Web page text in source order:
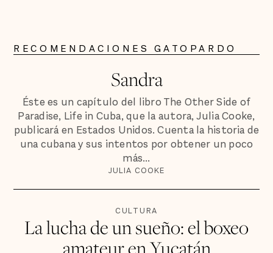
RECOMENDACIONES GATOPARDO
Sandra
Éste es un capítulo del libro The Other Side of
Paradise, Life in Cuba, que la autora, Julia Cooke,
publicará en Estados Unidos. Cuenta la historia de
una cubana y sus intentos por obtener un poco
más...
JULIA COOKE
CULTURA
La lucha de un sueño: el boxeo
amateur en Yucatán